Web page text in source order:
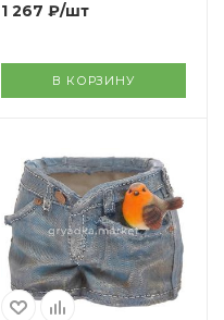
1 267 ₽/шт
В КОРЗИНУ